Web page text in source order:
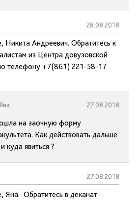
28.08.2018
Никита Андреевич. Обратитесь к
из Центра довузовской
телефону +7(861) 221-58-17
27.08.2018
на заочную форму
Как действовать дальше
куда явиться ?
27.08.2018
Яна. Обратитесь в деканат